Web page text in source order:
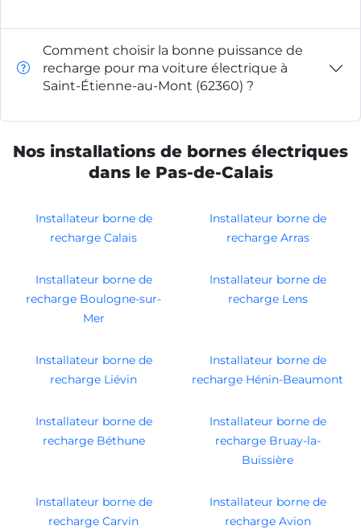
Comment choisir la bonne puissance de
recharge pour ma voiture électrique à
Saint-Étienne-au-Mont (62360) ?
Nos installations de bornes électriques
dans le Pas-de-Calais
Installateur borne de
recharge Calais
Installateur borne de
recharge Arras
Installateur borne de
recharge Boulogne-sur-
Mer
Installateur borne de
recharge Lens
Installateur borne de
recharge Liévin
Installateur borne de
recharge Hénin-Beaumont
Installateur borne de
recharge Béthune
Installateur borne de
recharge Bruay-la-
Buissière
Installateur borne de
recharge Carvin
Installateur borne de
recharge Avion